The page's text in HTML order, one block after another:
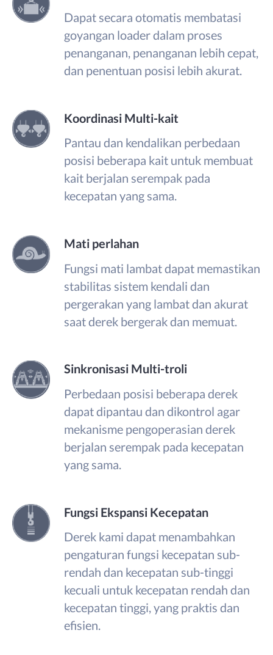
Dapat secara otomatis membatasi
goyangan loader dalam proses
penanganan, penanganan lebih cepat,
dan penentuan posisi lebih akurat.
Koordinasi Multi-kait
Pantau dan kendalikan perbedaan
posisi beberapa kait untuk membuat
kait berjalan serempak pada
kecepatan yang sama.
Mati perlahan
Fungsi mati lambat dapat memastikan
stabilitas sistem kendali dan
pergerakan yang lambat dan akurat
saat derek bergerak dan memuat.
Sinkronisasi Multi-troli
Perbedaan posisi beberapa derek
dapat dipantau dan dikontrol agar
mekanisme pengoperasian derek
berjalan serempak pada kecepatan
yang sama.
Fungsi Ekspansi Kecepatan
Derek kami dapat menambahkan
pengaturan fungsi kecepatan sub-
rendah dan kecepatan sub-tinggi
kecuali untuk kecepatan rendah dan
kecepatan tinggi, yang praktis dan
efisien.